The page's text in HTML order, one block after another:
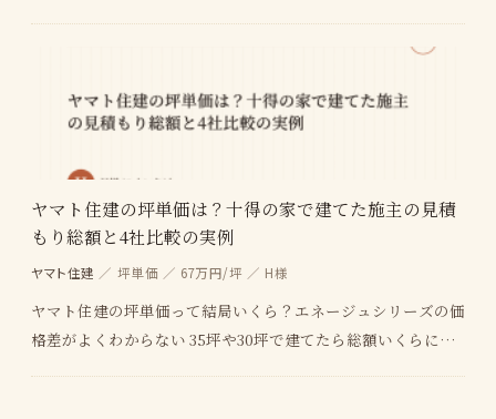
ヤマト住建の坪単価は？十得の家で建てた施主の見積
もり総額と4社比較の実例
ヤマト住建 ／ 坪単価 ／ 67万円/坪 ／ H様
ヤマト住建の坪単価って結局いくら？エネージュシリーズの価
格差がよくわからない 35坪や30坪で建てたら総額いくらにな